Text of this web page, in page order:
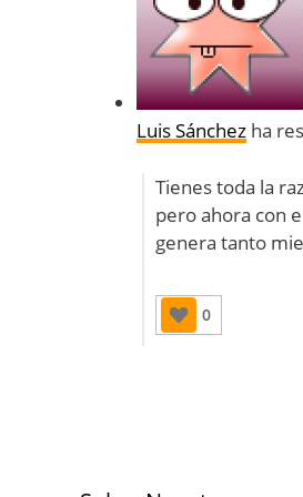
Luis Sánchez ha
Tienes toda la
pero ahora con
genera tanto
0